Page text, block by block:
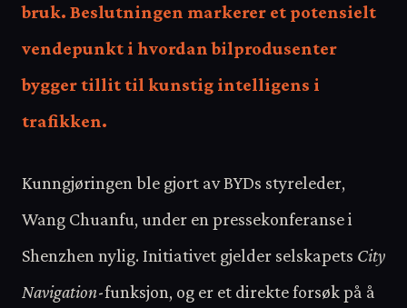
bruk. Beslutningen markerer et potensielt
vendepunkt i hvordan bilprodusenter
bygger tillit til kunstig intelligens i
trafikken.
Kunngjøringen ble gjort av BYDs styreleder,
Wang Chuanfu, under en pressekonferanse i
Shenzhen nylig. Initiativet gjelder selskapets City
Navigation-funksjon, og er et direkte forsøk på å